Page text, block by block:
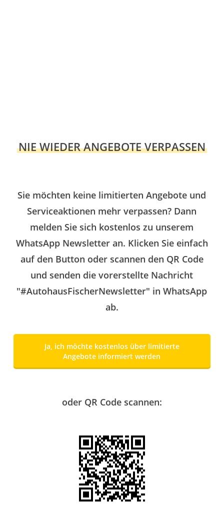
NIE WIEDER ANGEBOTE VERPASSEN
Sie möchten keine limitierten Angebote und
Serviceaktionen mehr verpassen? Dann
melden Sie sich kostenlos zu unserem
WhatsApp Newsletter an. Klicken Sie einfach
auf den Button oder scannen den QR Code
und senden die vorerstellte Nachricht
"#AutohausFischerNewsletter" in WhatsApp
ab.
Ja, ich möchte kostenlos über limitierte
Angebote informiert werden
oder QR Code scannen: